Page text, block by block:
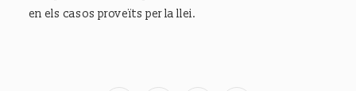
en els casos proveïts per la llei.